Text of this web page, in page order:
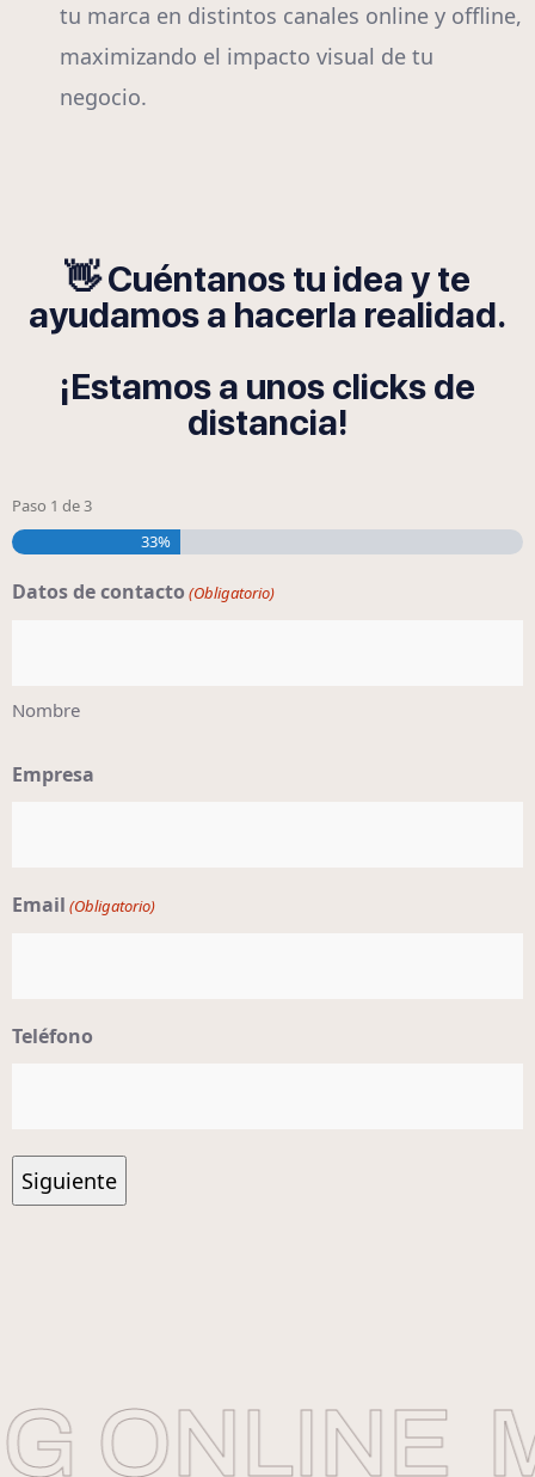
tu marca en distintos canales online y offline,
maximizando el impacto visual de tu
negocio.
👋 Cuéntanos tu idea y te
ayudamos a hacerla realidad.
¡Estamos a unos clicks de
distancia!
Paso 1 de3
33%
Datos de contacto (Obligatorio)
Nombre
Empresa
Email (Obligatorio)
Teléfono
ONLINE